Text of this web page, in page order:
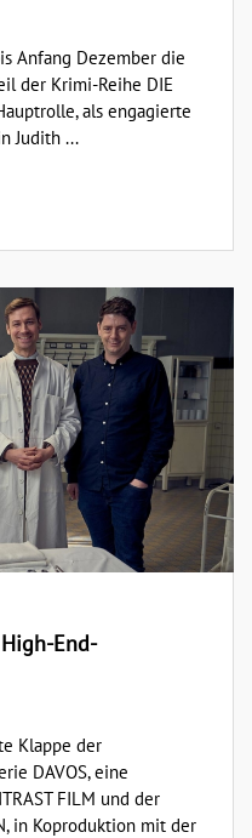
Anfang Dezember die
der Krimi-Reihe DIE
als engagierte
Judith ...
End-
Klappe der
DAVOS, eine
FILM und der
in Koproduktion mit der